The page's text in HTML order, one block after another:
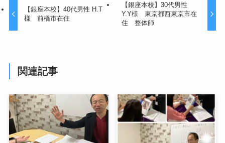
【銀座本校】40代男性 H.T
様 前橋市在住
【銀座本校】30代男性
Y.Y様 東京都西東京市在
住 整体師
関連記事